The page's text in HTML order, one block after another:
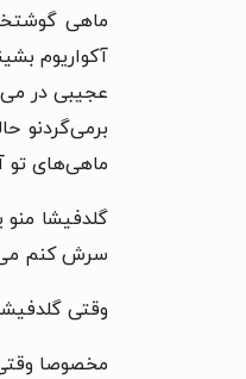
ماهی
آکواریوم
عجیبی در
برمی‌گردنو
ماهی‌های تو
گلدفیشا
سرش کنم
وقتی
مخصوصا